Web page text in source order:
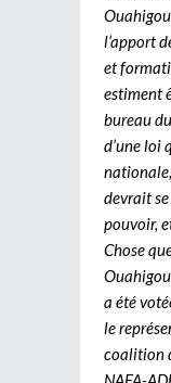
l’apport
et
estiment
bureau
d’une loi
devrait
pouvoir,
Chose
a été
le
coalition